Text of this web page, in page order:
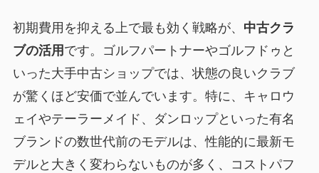
初期費用を抑える上で最も効く戦略が、 中古クラ
ブの活用 です。ゴルフパートナーやゴルフドゥと
いった大手中古ショップでは、状態の良いクラブ
が驚くほど安価で並んでいます。特に、キャロウ
ェイやテーラーメイド、ダンロップといった有名
ブランドの数世代前のモデルは、性能的に最新モ
デルと大きく変わらないものが多く、コストパフ